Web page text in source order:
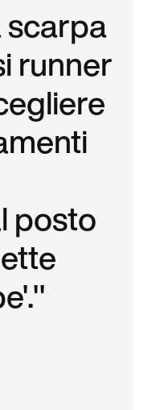
scarpa
runner
posto